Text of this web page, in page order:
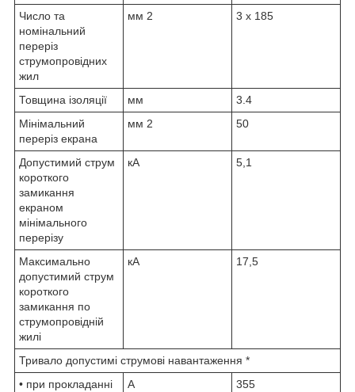
Число та
номінальний
переріз
струмопровідних
жил
мм 2 3 x 185
Товщина ізоляції мм
3.4
Мінімальний
переріз екрана
мм 2 50
Допустимий струм
короткого
замикання
екраном
мінімального
перерізу
кА 5,1
Максимально
допустимий струм
короткого
замикання по
струмопровідній
жилі
кА 17,5
Тривало допустимі струмові навантаження *
• при прокладанні
А 355